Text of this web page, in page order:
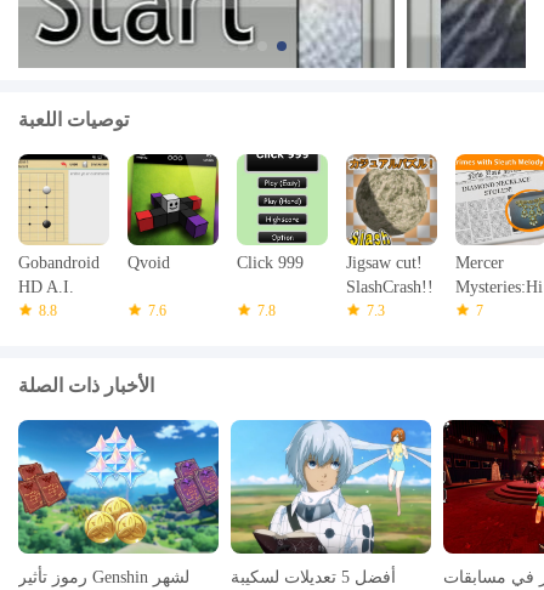
توصيات اللعبة
Gobandroid
HD A.I.
GnuGo
8.8
Qvoid
7.6
Click 999
7.8
Jigsaw cut!
SlashCrash!!
7.3
Mercer
Mysteries:Hi
dden Object
7
الأخبار ذات الصلة
رموز تأثير Genshin لشهر أفضل 5 تعديلات لسكيبة في مسابقات